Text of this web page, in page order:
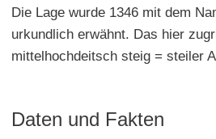
Info &
Unterkünfte
Die Lage wurde 1346 mit dem
urkundlich erwähnt. Das hier
mittelhochdeitsch steig = steiler
Daten und Fakten